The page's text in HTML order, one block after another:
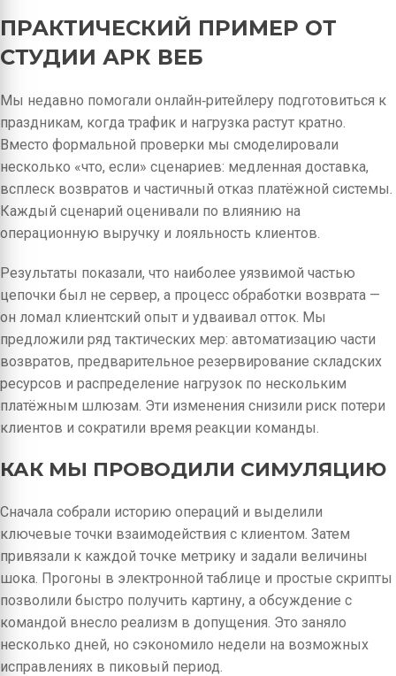
ПРАКТИЧЕСКИЙ ПРИМЕР ОТ
СТУДИИ АРК ВЕБ
Мы недавно помогали онлайн‑ритейлеру подготовиться к
праздникам, когда трафик и нагрузка растут кратно.
Вместо формальной проверки мы смоделировали
несколько «что, если» сценариев: медленная доставка,
всплеск возвратов и частичный отказ платёжной системы.
Каждый сценарий оценивали по влиянию на
операционную выручку и лояльность клиентов.
Результаты показали, что наиболее уязвимой частью
цепочки был не сервер, а процесс обработки возврата —
он ломал клиентский опыт и удваивал отток. Мы
предложили ряд тактических мер: автоматизацию части
возвратов, предварительное резервирование складских
ресурсов и распределение нагрузок по нескольким
платёжным шлюзам. Эти изменения снизили риск потери
клиентов и сократили время реакции команды.
КАК МЫ ПРОВОДИЛИ СИМУЛЯЦИЮ
Сначала собрали историю операций и выделили
ключевые точки взаимодействия с клиентом. Затем
привязали к каждой точке метрику и задали величины
шока. Прогоны в электронной таблице и простые скрипты
позволили быстро получить картину, а обсуждение с
командой внесло реализм в допущения. Это заняло
несколько дней, но сэкономило недели на возможных
исправлениях в пиковый период.